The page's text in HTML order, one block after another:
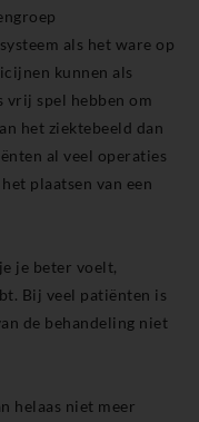
als het ware op
kunnen als
vrij spel hebben om
het ziektebeeld dan
al veel operaties
plaatsen van een
je beter voelt,
Bij veel patiënten is
de behandeling niet
helaas niet meer